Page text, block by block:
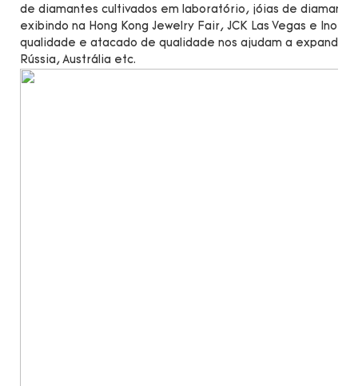
de diamantes cultivados em laboratório, jóias de
exibindo na Hong Kong Jewelry Fair, JCK Las Vegas e
qualidade e atacado de qualidade nos ajudam a expandir
Rússia, Austrália etc.